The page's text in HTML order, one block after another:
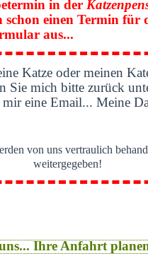
in der
schon einen Termin für
aus...
Katze oder meinen
mich bitte zurück
mir eine Email... Meine
von uns vertraulich
weitergegeben!
Ihre Anfahrt